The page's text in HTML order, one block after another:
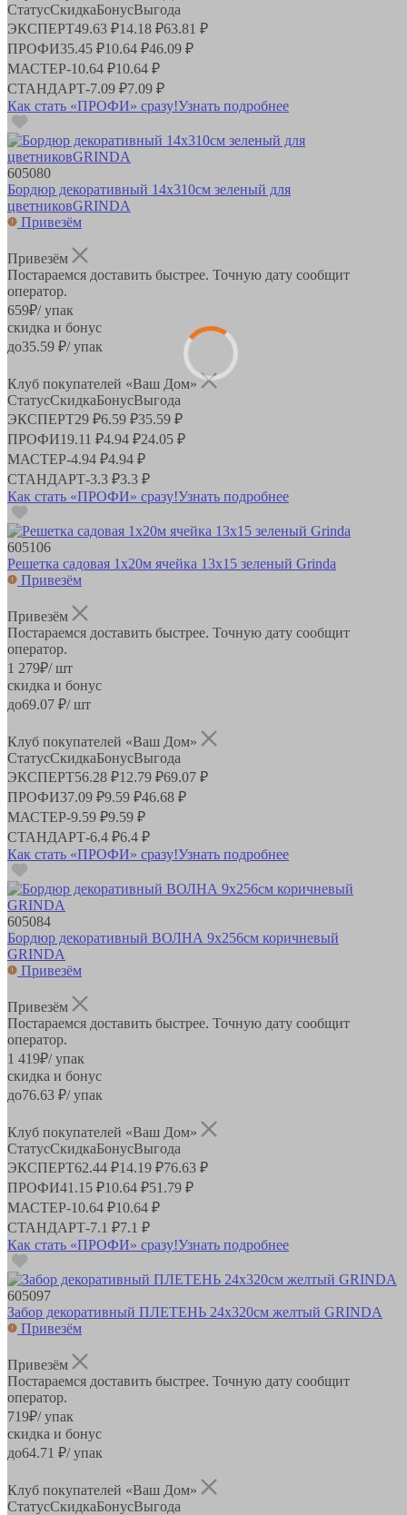
СтатусСкидкаБонусВыгода
ЭКСПЕРТ49.63 ₽14.18 ₽63.81 ₽
ПРОФИ35.45 ₽10.64 ₽46.09 ₽
МАСТЕР-10.64 ₽10.64 ₽
СТАНДАРТ-7.09 ₽7.09 ₽
Как стать «ПРОФИ» сразу!Узнать подробнее
605080
Бордюр декоративный 14х310см зеленый для
цветниковGRINDA
Привезём
Привезём
Постараемся доставить быстрее. Точную дату сообщит
оператор.
659₽/ упак
скидка и бонус
до35.59 ₽/ упак
Клуб покупателей «Ваш Дом»
СтатусСкидкаБонусВыгода
ЭКСПЕРТ29 ₽6.59 ₽35.59 ₽
ПРОФИ19.11 ₽4.94 ₽24.05 ₽
МАСТЕР-4.94 ₽4.94 ₽
СТАНДАРТ-3.3 ₽3.3 ₽
Как стать «ПРОФИ» сразу!Узнать подробнее
605106
Решетка садовая 1х20м ячейка 13х15 зеленый Grinda
Привезём
Привезём
Постараемся доставить быстрее. Точную дату сообщит
оператор.
1 279₽/ шт
скидка и бонус
до69.07 ₽/ шт
Клуб покупателей «Ваш Дом»
СтатусСкидкаБонусВыгода
ЭКСПЕРТ56.28 ₽12.79 ₽69.07 ₽
ПРОФИ37.09 ₽9.59 ₽46.68 ₽
МАСТЕР-9.59 ₽9.59 ₽
СТАНДАРТ-6.4 ₽6.4 ₽
Как стать «ПРОФИ» сразу!Узнать подробнее
605084
Бордюр декоративный ВОЛНА 9х256см коричневый
GRINDA
Привезём
Привезём
Постараемся доставить быстрее. Точную дату сообщит
оператор.
1 419₽/ упак
скидка и бонус
до76.63 ₽/ упак
Клуб покупателей «Ваш Дом»
СтатусСкидкаБонусВыгода
ЭКСПЕРТ62.44 ₽14.19 ₽76.63 ₽
ПРОФИ41.15 ₽10.64 ₽51.79 ₽
МАСТЕР-10.64 ₽10.64 ₽
СТАНДАРТ-7.1 ₽7.1 ₽
Как стать «ПРОФИ» сразу!Узнать подробнее
605097
Забор декоративный ПЛЕТЕНЬ 24x320см желтый GRINDA
Привезём
Привезём
Постараемся доставить быстрее. Точную дату сообщит
оператор.
719₽/ упак
скидка и бонус
до64.71 ₽/ упак
Клуб покупателей «Ваш Дом»
СтатусСкидкаБонусВыгода